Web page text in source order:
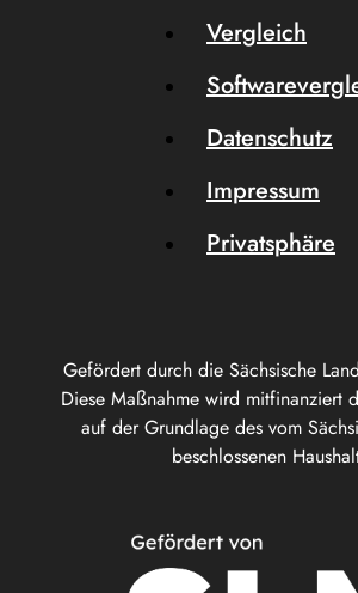
Gefördert durch die Sächsische
Diese Maßnahme wird mitfinanziert
auf der Grundlage des vom
beschlossenen
Vergleich
Datenschutz
Impressum
Privatsphäre